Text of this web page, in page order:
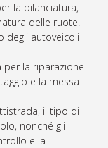
la bilanciatura,
delle ruote.
degli autoveicoli
per la riparazione
e la messa
il tipo di
nonché gli
e la